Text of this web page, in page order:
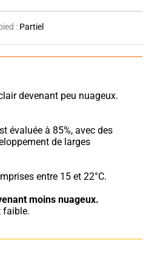
: Partiel
devenant peu nuageux.
évaluée à 85%, avec des
de larges
entre 15 et 22°C.
moins nuageux.
faible.